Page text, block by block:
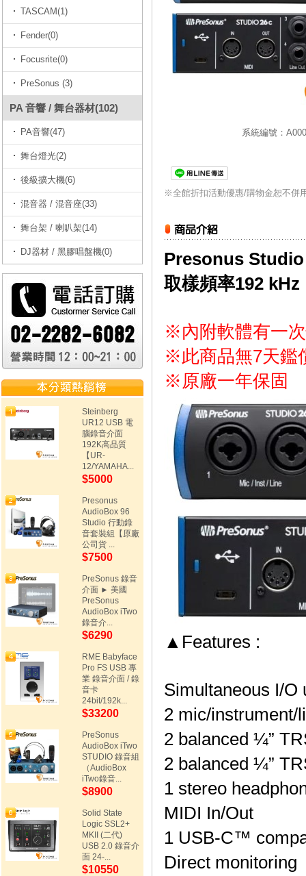
TASCAM(1)
Fender(0)
Focusrite(0)
PreSonus (3)
PA 音響 / 舞台器材(102)
PA音響(47)
舞台燈光(2)
後級擴大機(6)
混音器 / 混音座(33)
舞台架 / 喇叭架(14)
DJ器材 / 黑膠唱盤機(0)
Steinberg
UR12 USB 電
腦錄音介面
192K高品質
【UR-
12/YAMAHA...
$5000
Presonus
AudioBox 96
Studio 行動錄
音套裝組【原廠
公司貨 ...
$7500
PreSonus 錄音
介面 ► 美國
PreSonus
AudioBox iTwo
錄音介...
$6290
RME Babyface
Pro FS USB 專
業 錄音介面 / 錄
音卡
24bit/192k...
$33200
PreSonus
AudioBox iTwo
STUDIO 錄音組
（AudioBox
iTwo錄音...
$8900
Solid State
Logic SSL2+
MKII (二代)
USB 2.0 錄音介
面 24-...
$10550
系統編號：
※全館折扣活動優惠/購物金恕不併
Presonus Studio
取樣頻率192 kHz
※內附軟體有一
※此商品無7天鑑
※原廠一年保固
▲ Features :
Simultaneous I/O
2 mic/instrument/
2 balanced ¼”
2 balanced ¼”
1 stereo
MIDI In/Out
1 USB-C™
Direct monitoring